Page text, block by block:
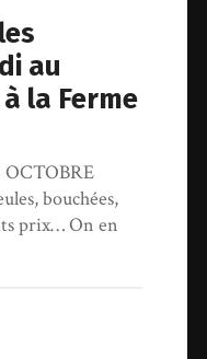
au
la Ferme
OCTOBRE
bouchées,
prix… On en